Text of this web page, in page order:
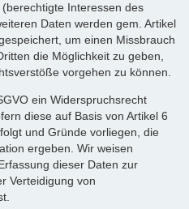
Interessen des
Daten werden gem. Artikel
um einen Missbrauch
die Möglichkeit zu geben,
vorgehen zu können.
ein Widerspruchsrecht
diese auf Basis von Artikel 6
und Gründe vorliegen, die
ergeben. Wir weisen
dieser Daten zur
Verteidigung von